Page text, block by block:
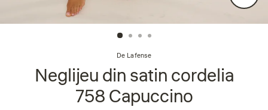
De Lafense
Neglijeu din satin cordelia
758 Capuccino